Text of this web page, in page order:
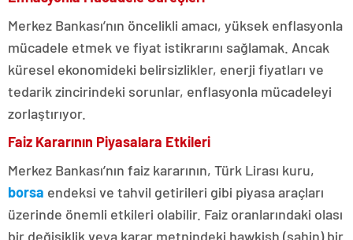
Merkez Bankası’nın öncelikli amacı, yüksek enflasyonla
mücadele etmek ve fiyat istikrarını sağlamak. Ancak
küresel ekonomideki belirsizlikler, enerji fiyatları ve
tedarik zincirindeki sorunlar, enflasyonla mücadeleyi
zorlaştırıyor.
Faiz Kararının Piyasalara Etkileri
Merkez Bankası’nın faiz kararının, Türk Lirası kuru,
borsa endeksi ve tahvil getirileri gibi piyasa araçları
üzerinde önemli etkileri olabilir. Faiz oranlarındaki olası
bir değişiklik veya karar metnindeki hawkish (şahin) bir